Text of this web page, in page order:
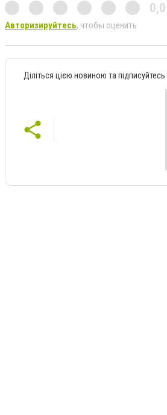
0,0
Авторизируйтесь, чтобы оценить
Діліться цією новиною та